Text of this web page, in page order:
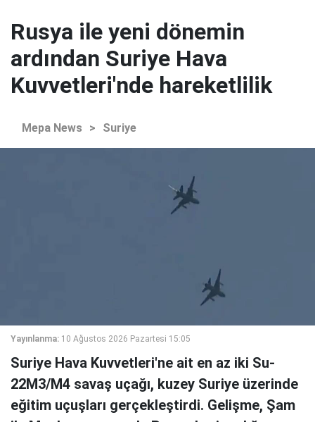
Rusya ile yeni dönemin
ardından Suriye Hava
Kuvvetleri'nde hareketlilik
Mepa News > Suriye
Yayınlanma: 10 Ağustos 2026 Pazartesi 15:05
Suriye Hava Kuvvetleri'ne ait en az iki Su-
22M3/M4 savaş uçağı, kuzey Suriye üzerinde
eğitim uçuşları gerçekleştirdi. Gelişme, Şam